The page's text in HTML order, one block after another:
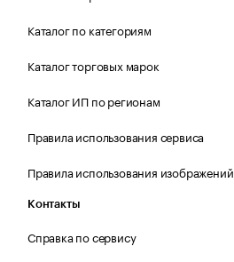
Каталог по категориям
Каталог торговых марок
Каталог ИП по регионам
Правила использования сервиса
Правила использования изображений
Контакты
Справка по сервису